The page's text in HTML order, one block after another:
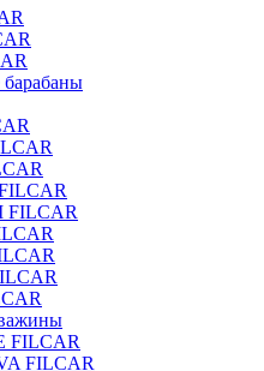
FILCAR
FILCAR
FILCAR